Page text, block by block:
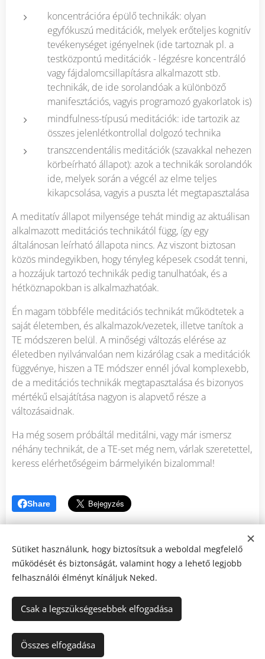
koncentrációra épülő technikák: olyan
egyfókuszú meditációk, melyek erőteljes kognitív
tevékenységet igényelnek (ide tartoznak pl. a
testközpontú meditációk - légzésre koncentráló
vagy fájdalomcsillapításra alkalmazott stb.
technikák, de ide sorolandóak a különböző
manifesztációs, vagyis programozó gyakorlatok is)
mindfulness-típusú meditációk: ide tartozik az
összes jelenlétkontrollal dolgozó technika
transzcendentális meditációk (szavakkal nehezen
körbeírható állapot): azok a technikák sorolandók
ide, melyek során a végcél az elme teljes
kikapcsolása, vagyis a puszta lét megtapasztalása
A meditatív állapot milyensége tehát mindig az aktuálisan
alkalmazott meditációs technikától függ, így egy
általánosan leírható állapota nincs. Az viszont biztosan
közös mindegyikben, hogy tényleg képesek csodát tenni,
a hozzájuk tartozó technikák pedig tanulhatóak, és a
hétköznapokban is alkalmazhatóak.
Én magam többféle meditációs technikát működtetek a
saját életemben, és alkalmazok/vezetek, illetve tanítok a
TE módszeren belül. A minőségi változás elérése az
életedben nyilvánvalóan nem kizárólag csak a meditációk
függvénye, hiszen a TE módszer ennél jóval komplexebb,
de a meditációs technikák megtapasztalása és bizonyos
mértékű elsajátítása nagyon is alapvető része a
változásaidnak.
Ha még sosem próbáltál meditálni, vagy már ismersz
néhány technikát, de a TE-set még nem, várlak szeretettel,
keress elérhetőségeim bármelyikén bizalommal!
Share
Felnőttképzési regisztrációs szám: B/2023/000891
Certified member of NGH
Sütiket használunk, hogy biztosítsuk a weboldal megfelelő
működését és biztonságát, valamint hogy a lehető legjobb
felhasználói élményt kínáljuk Neked.
Csak a legszükségesebbek elfogadása
Összes elfogadása